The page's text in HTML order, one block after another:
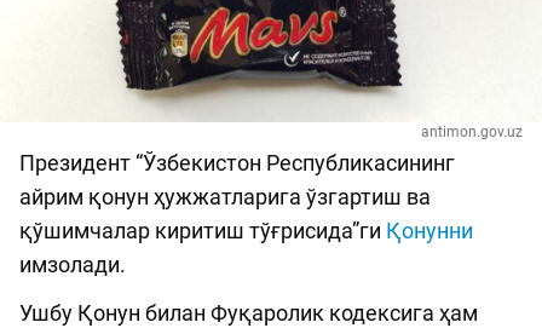
antimon.gov.uz
Президент “Ўзбекистон Республикасининг
айрим қонун ҳужжатларига ўзгартиш ва
қўшимчалар киритиш тўғрисида”ги Қонунни
имзолади.
Ушбу Қонун билан Фуқаролик кодексига ҳам